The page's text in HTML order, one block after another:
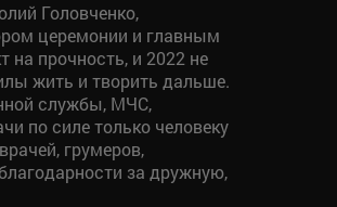
Головченко,
церемонии и главным
на прочность, и 2022 не
жить и творить дальше.
службы, МЧС,
по силе только человеку
грумеров,
за дружную,